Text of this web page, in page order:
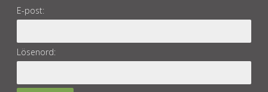
E-post:
Lösenord: